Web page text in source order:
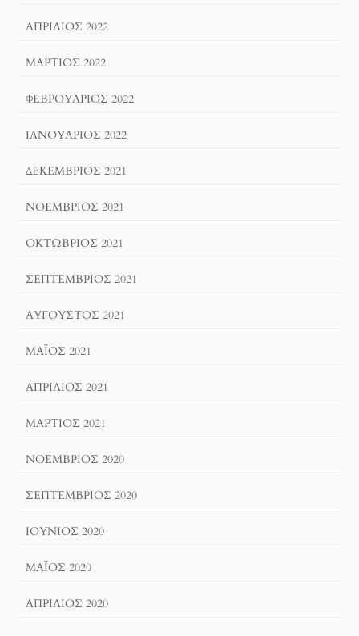
ΑΠΡΊΛΙΟΣ 2022
ΜΆΡΤΙΟΣ 2022
ΦΕΒΡΟΥΆΡΙΟΣ 2022
ΙΑΝΟΥΆΡΙΟΣ 2022
ΔΕΚΈΜΒΡΙΟΣ 2021
ΝΟΈΜΒΡΙΟΣ 2021
ΟΚΤΏΒΡΙΟΣ 2021
ΣΕΠΤΈΜΒΡΙΟΣ 2021
ΑΎΓΟΥΣΤΟΣ 2021
ΜΆΙΟΣ 2021
ΑΠΡΊΛΙΟΣ 2021
ΜΆΡΤΙΟΣ 2021
ΝΟΈΜΒΡΙΟΣ 2020
ΣΕΠΤΈΜΒΡΙΟΣ 2020
ΙΟΎΝΙΟΣ 2020
ΜΆΙΟΣ 2020
ΑΠΡΊΛΙΟΣ 2020